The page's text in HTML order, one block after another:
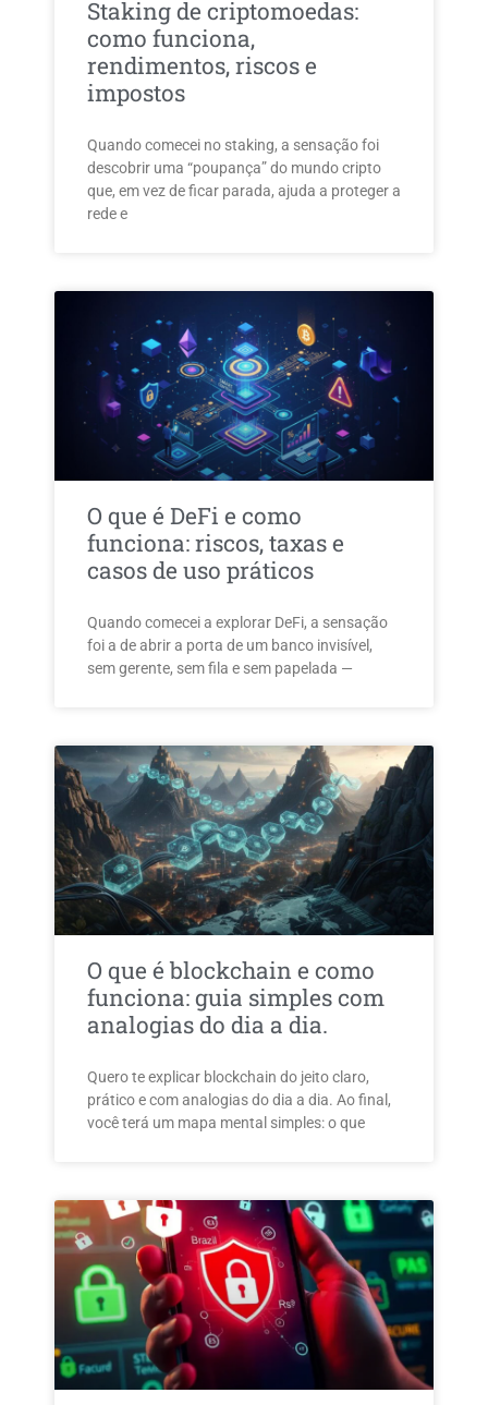
Staking de criptomoedas:
como funciona,
rendimentos, riscos e
impostos
Quando comecei no staking, a sensação foi
descobrir uma “poupança” do mundo cripto
que, em vez de ficar parada, ajuda a proteger a
rede e
O que é DeFi e como
funciona: riscos, taxas e
casos de uso práticos
Quando comecei a explorar DeFi, a sensação
foi a de abrir a porta de um banco invisível,
sem gerente, sem fila e sem papelada —
O que é blockchain e como
funciona: guia simples com
analogias do dia a dia.
Quero te explicar blockchain do jeito claro,
prático e com analogias do dia a dia. Ao final,
você terá um mapa mental simples: o que